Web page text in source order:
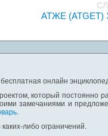
АТЖЕ (ATGET)
онлайн
который
замечаниями и
.
либо ограничений.